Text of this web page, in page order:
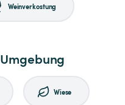
Weinverkostung
Wiese